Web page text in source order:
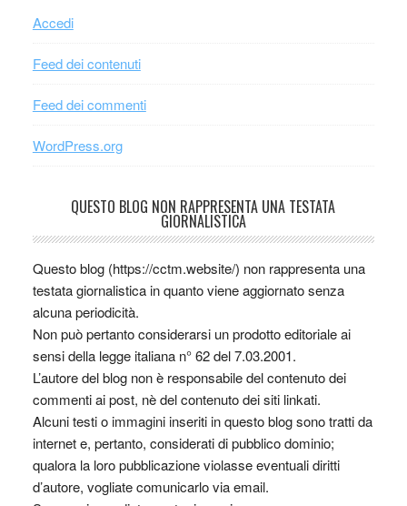
Accedi
Feed dei contenuti
Feed dei commenti
WordPress.org
QUESTO BLOG NON RAPPRESENTA UNA TESTATA
GIORNALISTICA
Questo blog (https://cctm.website/) non rappresenta una
testata giornalistica in quanto viene aggiornato senza
alcuna periodicità.
Non può pertanto considerarsi un prodotto editoriale ai
sensi della legge italiana n° 62 del 7.03.2001.
L’autore del blog non è responsabile del contenuto dei
commenti ai post, nè del contenuto dei siti linkati.
Alcuni testi o immagini inseriti in questo blog sono tratti da
internet e, pertanto, considerati di pubblico dominio;
qualora la loro pubblicazione violasse eventuali diritti
d’autore, vogliate comunicarlo via email.